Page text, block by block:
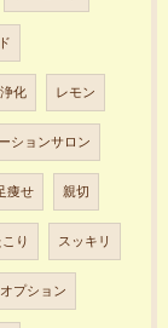
浄化 レモン
ションサロン
痩せ 親切
り スッキリ
オプション